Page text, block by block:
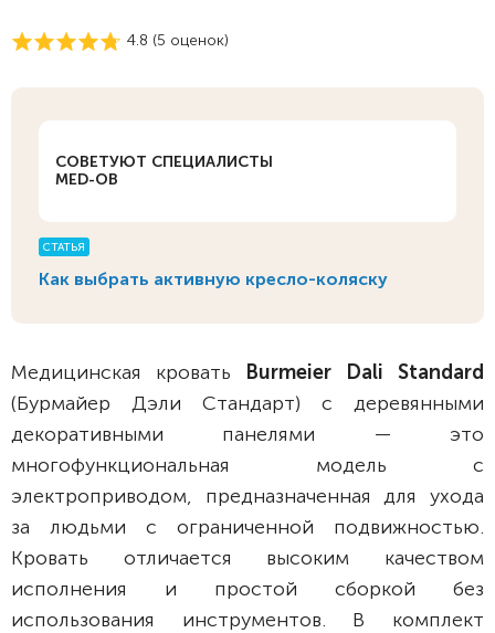
4.8 (5 оценок)
СОВЕТУЮТ СПЕЦИАЛИСТЫ
MED-OB
СТАТЬЯ
Как выбрать активную кресло-коляску
Медицинская кровать Burmeier Dali Standard
(Бурмайер Дэли Стандарт) c деревянными
декоративными панелями — это
многофункциональная модель с
электроприводом, предназначенная для ухода
за людьми с ограниченной подвижностью.
Кровать отличается высоким качеством
исполнения и простой сборкой без
использования инструментов. В комплект